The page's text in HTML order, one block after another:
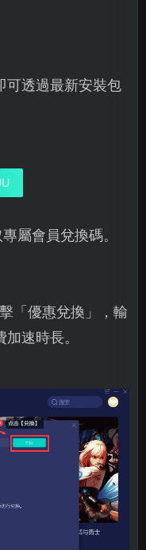
可透過最新安裝包
屬會員兌換碼。
「優惠兌換」，輸
速時長。